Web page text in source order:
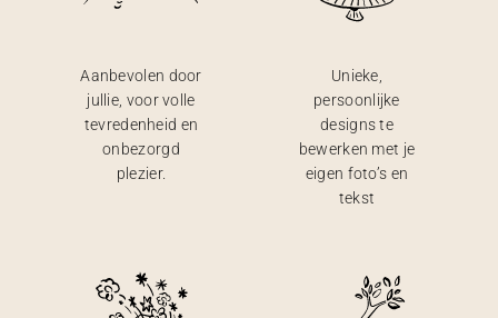
Aanbevolen door
jullie, voor volle
tevredenheid en
onbezorgd
plezier.
Unieke,
persoonlijke
designs te
bewerken met je
eigen foto’s en
tekst